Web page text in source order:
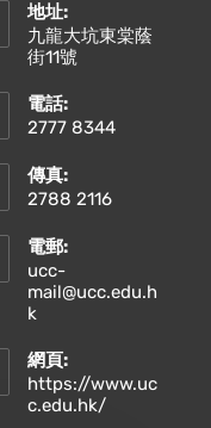
地址:
九龍大坑東棠蔭
街11號
電話:
2777 8344
傳真:
2788 2116
電郵:
ucc-
mail@ucc.edu.h
k
your
application
網頁:
https://www.uc
c.edu.hk/Opens